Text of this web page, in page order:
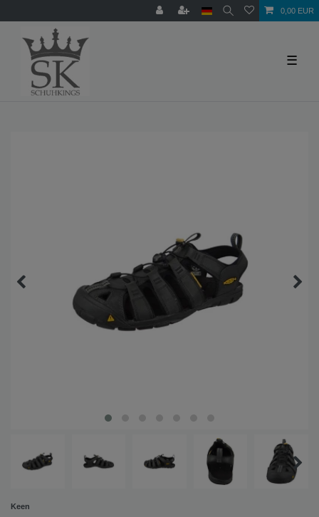
0,00 EUR
☰
Keen